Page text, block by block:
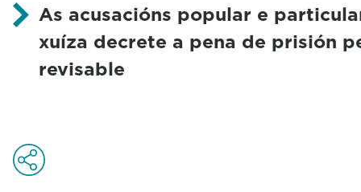
As acusacións popular e
xuíza decrete a pena de prisión
revisable